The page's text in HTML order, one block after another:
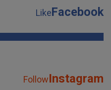
LikeFacebook
FollowInstagram